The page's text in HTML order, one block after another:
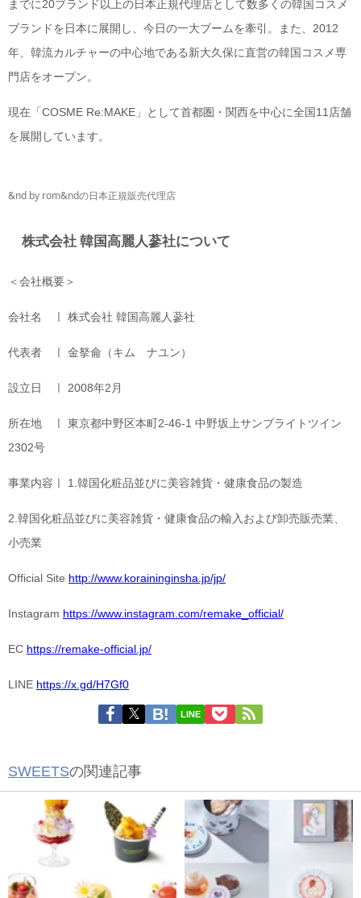
までに20ブランド以上の日本正規代理店として数多くの韓国コスメ
ブランドを日本に展開し、今日の一大ブームを牽引。また、2012
年、韓流カルチャーの中心地である新大久保に直営の韓国コスメ専
門店をオープン。
現在「COSME Re:MAKE」として首都圏・関西を中心に全国11店舗
を展開しています。
&nd by rom&ndの日本正規販売代理店
株式会社 韓国高麗人蔘社について
＜会社概要＞
会社名 ㅣ 株式会社 韓国高麗人蔘社
代表者 ㅣ 金拏侖（キム ナユン）
設立日 ㅣ 2008年2月
所在地 ㅣ 東京都中野区本町2-46-1 中野坂上サンブライトツイン
2302号
事業内容ㅣ 1.韓国化粧品並びに美容雑貨・健康食品の製造
2.韓国化粧品並びに美容雑貨・健康食品の輸入および卸売販売業、
小売業
Official Site http://www.koraininginsha.jp/jp/
Instagram https://www.instagram.com/remake_official/
EC https://remake-official.jp/
LINE https://x.gd/H7Gf0
LINE
SWEETSの関連記事